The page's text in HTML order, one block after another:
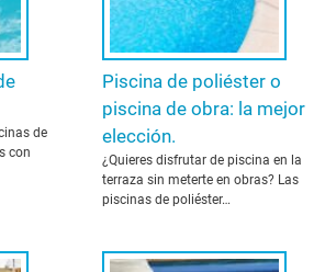
de
con
Piscina de poliéster o
piscina de obra: la mejor
elección.
¿Quieres disfrutar de piscina en la
terraza sin meterte en obras? Las
piscinas de poliéster…